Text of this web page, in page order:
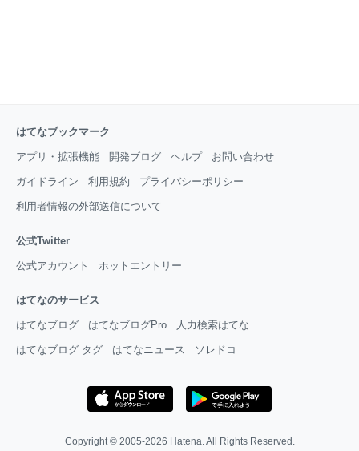
はてなブックマーク
アプリ・拡張機能 開発ブログ ヘルプ お問い合わせ
ガイドライン 利用規約 プライバシーポリシー
利用者情報の外部送信について
公式Twitter
公式アカウント ホットエントリー
はてなのサービス
はてなブログ はてなブログPro 人力検索はてな
はてなブログ タグ はてなニュース ソレドコ
Copyright © 2005-2026 Hatena. All Rights Reserved.